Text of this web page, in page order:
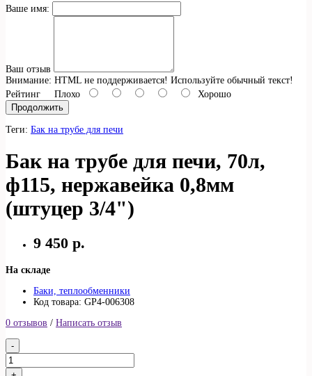
Ваше имя:
Ваш отзыв
Внимание: HTML не поддерживается! Используйте обычный текст!
Рейтинг Плохо
Хорошо
Продолжить
Теги: Бак на трубе для печи
Бак на трубе для печи, 70л,
ф115, нержавейка 0,8мм
(штуцер 3/4")
9 450 р.
На складе
Баки, теплообменники
Код товара: GP4-006308
0 отзывов / Написать отзыв